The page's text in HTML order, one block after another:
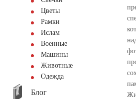
Цветы
Рамки
Ислам
Военные
Машины
Животные
Одежда
Блог